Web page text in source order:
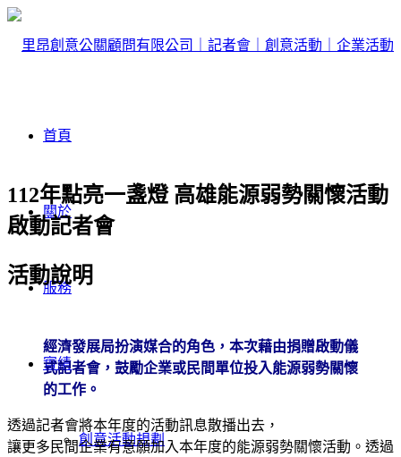
首頁
關於
服務
實績
創意活動規劃
112年點亮一盞燈 高雄能源弱勢關懷活動
啟動記者會
活動說明
經濟發展局扮演媒合的角色，本次藉由捐贈啟動儀
式記者會，鼓勵企業或民間單位投入能源弱勢關懷
的工作。
透過記者會將本年度的活動訊息散播出去，
讓更多民間企業有意願加入本年度的能源弱勢關懷活動。透過